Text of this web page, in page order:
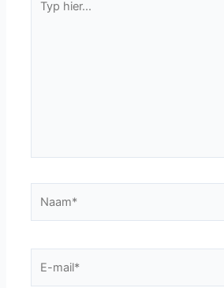
hier...
mail*